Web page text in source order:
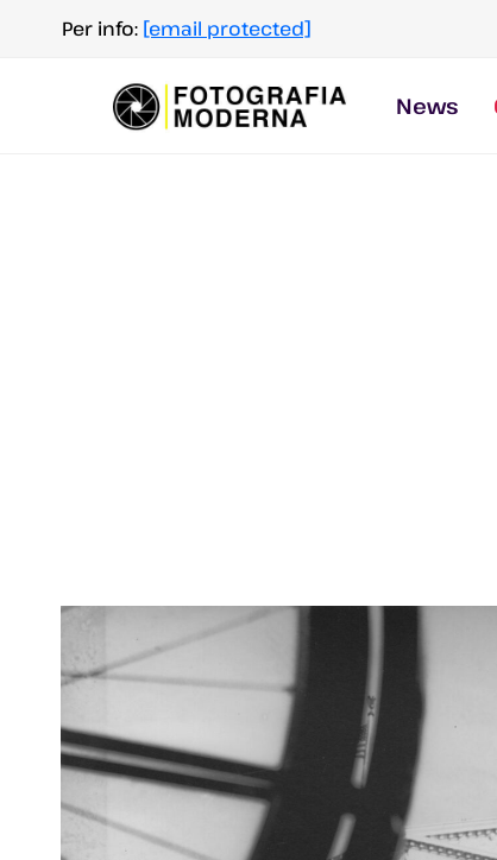
contenuto
Per info: [email protected]
News